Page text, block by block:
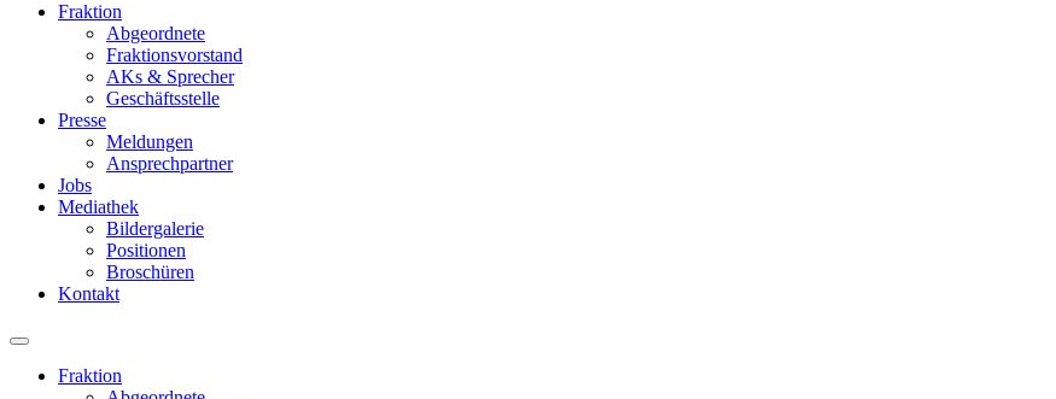
Fraktion
Abgeordnete
Fraktions­vorstand
AKs & Sprecher
Geschäftsstelle
Presse
Meldungen
Ansprechpartner
Jobs
Mediathek
Bildergalerie
Positionen
Broschüren
Kontakt
Fraktion